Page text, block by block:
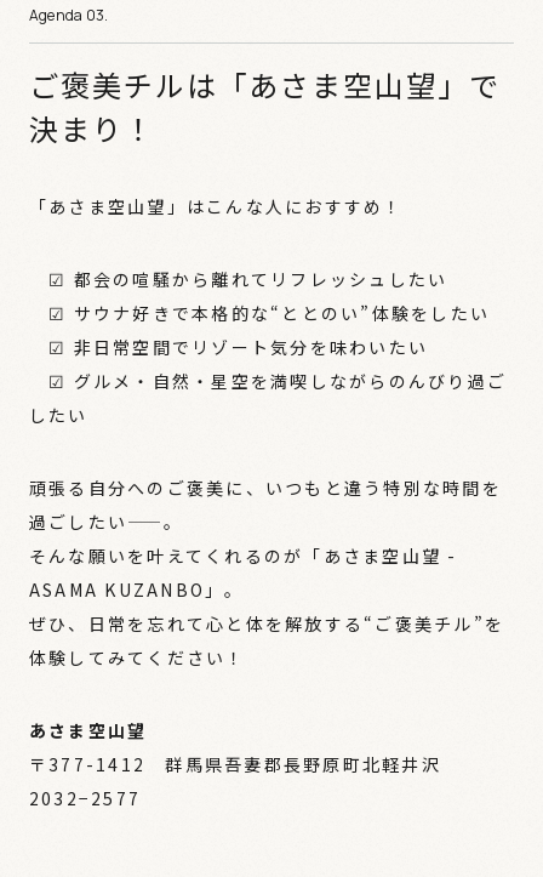
ご褒美チルは「あさま空山望」で
決まり！
「あさま空山望」はこんな人におすすめ！
☑ 都会の喧騒から離れてリフレッシュしたい
☑ サウナ好きで本格的な“ととのい”体験をしたい
☑ 非日常空間でリゾート気分を味わいたい
☑ グルメ・自然・星空を満喫しながらのんびり過ご
したい
頑張る自分へのご褒美に、いつもと違う特別な時間を
過ごしたい——。
そんな願いを叶えてくれるのが「あさま空山望 -
ASAMA KUZANBO」。
ぜひ、日常を忘れて心と体を解放する“ご褒美チル”を
体験してみてください！
あさま空山望
〒377-1412 群馬県吾妻郡長野原町北軽井沢
2032−2577